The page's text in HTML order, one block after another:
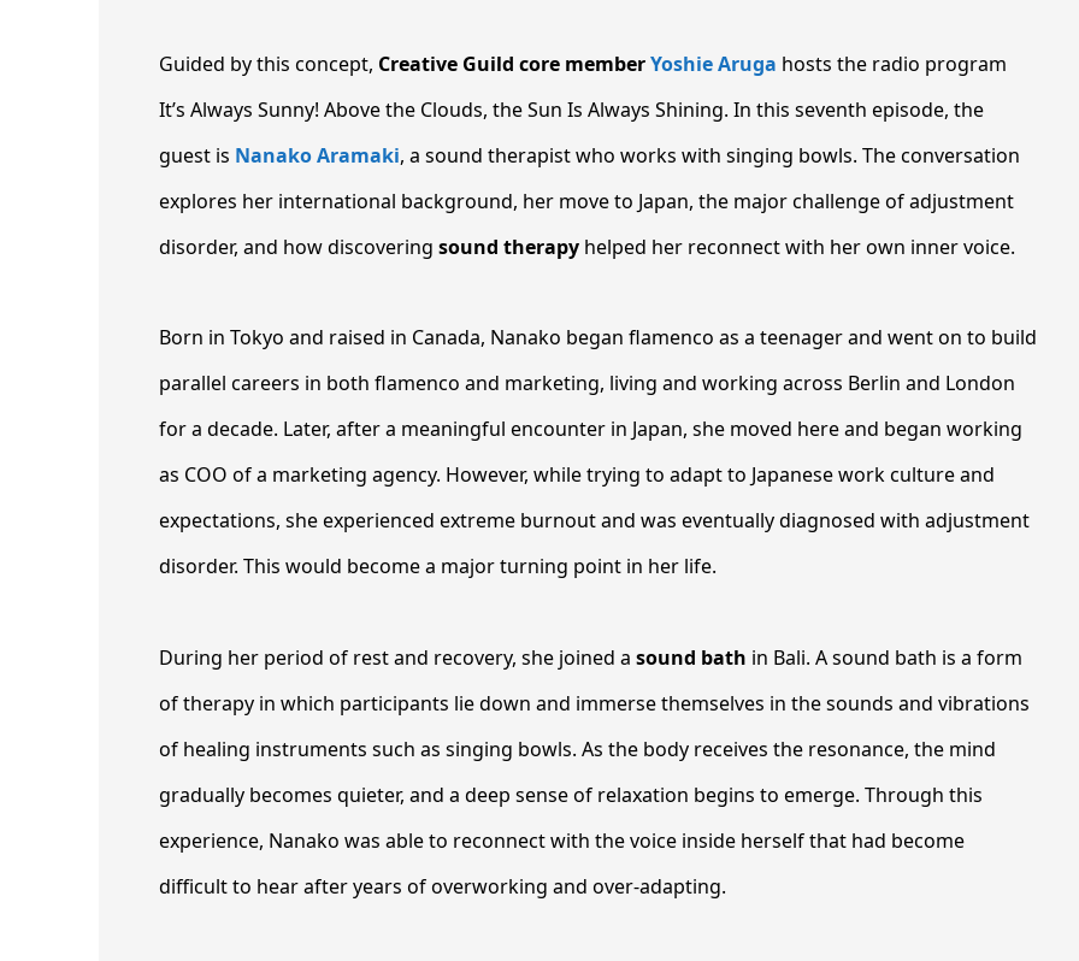
Guided by this concept, Creative Guild core memberYoshie Aruga hosts the radio program
It’s Always Sunny! Above the Clouds, the Sun Is Always Shining. In this seventh episode, the
guest is Nanako Aramaki, a sound therapist who works with singing bowls. The conversation
explores her international background, her move to Japan, the major challenge of adjustment
disorder, and how discovering sound therapy helped her reconnect with her own inner voice.
Born in Tokyo and raised in Canada, Nanako began flamenco as a teenager and went on to build
parallel careers in both flamenco and marketing, living and working across Berlin and London
for a decade. Later, after a meaningful encounter in Japan, she moved here and began working
as COO of a marketing agency. However, while trying to adapt to Japanese work culture and
expectations, she experienced extreme burnout and was eventually diagnosed with adjustment
disorder. This would become a major turning point in her life.
During her period of rest and recovery, she joined a sound bath in Bali. A sound bath is a form
of therapy in which participants lie down and immerse themselves in the sounds and vibrations
of healing instruments such as singing bowls. As the body receives the resonance, the mind
gradually becomes quieter, and a deep sense of relaxation begins to emerge. Through this
experience, Nanako was able to reconnect with the voice inside herself that had become
difficult to hear after years of overworking and over-adapting.